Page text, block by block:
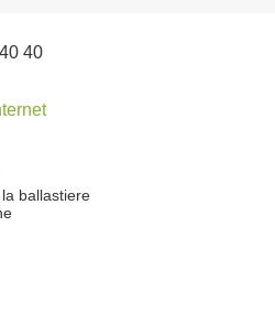
40
ballastiere